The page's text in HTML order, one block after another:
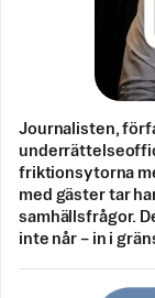
Journalisten,
friktionsytorna
med gäster tar
samhällsfrågor.
inte når – in i